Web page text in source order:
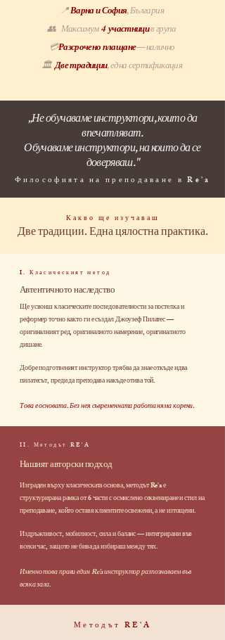
📍Варна и София,България
👥 Максимум4участницив група
💳Разсрочено плащане— налично
🏛Две традиции, една сертификация
„Не обучаваме инструктори, които да
впечатляват.
Обучаваме инструктори, на които да се
доверяваш."
Философията на преподаване в Re'a
Какво ще изучаваш
Две традиции. Една цялостна практика.
I. Класическият метод
Автентичното наследство
Ще усвоиш класическите последователности за постелка и
реформер точно както ги е създал Джоузеф Пилатес —
оригиналният ред, оригиналното намерение, оригиналното
дишане.
Добре подготвеният инструктор трябва да знае откъде идва
пилатесът, преди да преподава накъде отива той.
Това е основата. Без нея съвременната работа няма корени.
II. Методът RE'A
Нашият авторски подход
Изграден върху класическата основа, методът Re'a е
структурирана рамка от 6 части с осмислено секвениране и стил на
преподаване, който оставя клиентите освежени, а не изтощени.
Издръжливост, мобилност, сила и баланс — интегрирани във
всеки час, защото не бива да избираш между тях.
Именно това прави един Re'a инструктор разпознаваем във
всяка зала.
Методът RE'A